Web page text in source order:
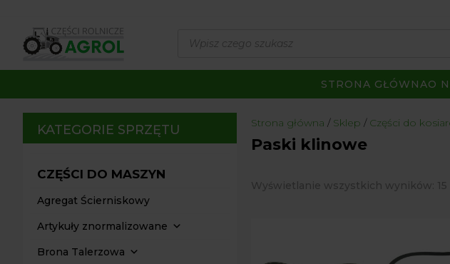
produktów
STRONA GŁÓWNAO
KATEGORIE SPRZĘTU
CZĘŚCI DO MASZYN
Agregat Ścierniskowy
Artykuły znormalizowane
Brona Talerzowa
Strona główna / Sklep / Części do
Paski klinowe
Wyświetlanie wszystkich wyników: 15